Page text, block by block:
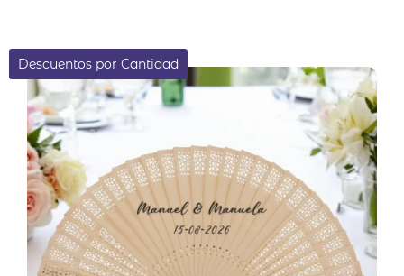
múltiples
variantes.
se
pueden
elegir
en
la
página
Descuentos por Cantidad